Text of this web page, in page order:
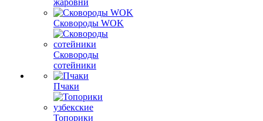
жаровни
Сковороды WOK
Сковороды
сотейники
Пчаки
Топорики